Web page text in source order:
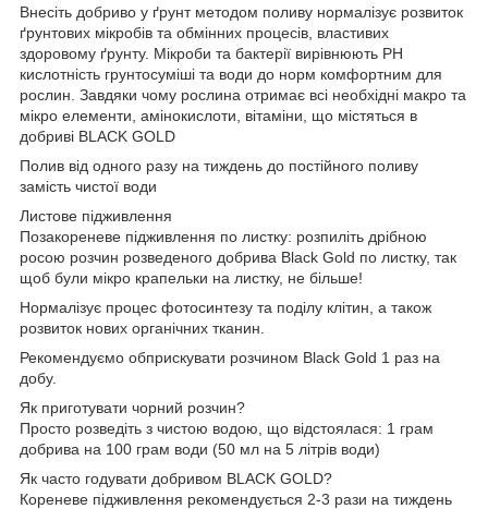
Внесіть добриво у ґрунт методом поливу нормалізує розвиток
ґрунтових мікробів та обмінних процесів, властивих
здоровому ґрунту. Мікроби та бактерії вирівнюють РН
кислотність грунтосуміші та води до норм комфортним для
рослин. Завдяки чому рослина отримає всі необхідні макро та
мікро елементи, амінокислоти, вітаміни, що містяться в
добриві BLACK GOLD
Полив від одного разу на тиждень до постійного поливу
замість чистої води
Листове підживлення
Позакореневе підживлення по листку: розпиліть дрібною
росою розчин розведеного добрива Black Gold по листку, так
щоб були мікро крапельки на листку, не більше!
Нормалізує процес фотосинтезу та поділу клітин, а також
розвиток нових органічних тканин.
Рекомендуємо обприскувати розчином Black Gold 1 раз на
добу.
Як приготувати чорний розчин?
Просто розведіть з чистою водою, що відстоялася: 1 грам
добрива на 100 грам води (50 мл на 5 літрів води)
Як часто годувати добривом BLACK GOLD?
Кореневе підживлення рекомендується 2-3 рази на тиждень